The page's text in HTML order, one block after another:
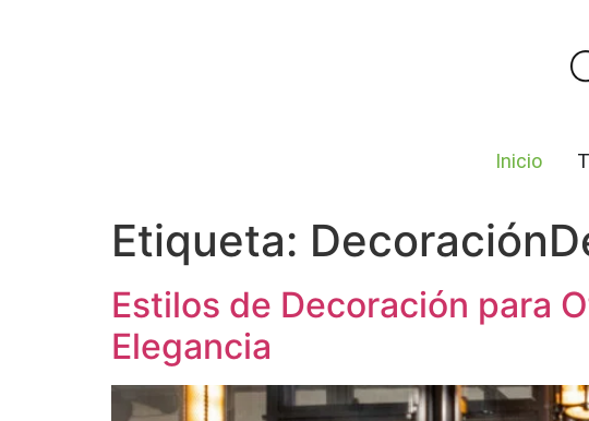
Inicio
Etiqueta:
Estilos de Decoración para
Elegancia